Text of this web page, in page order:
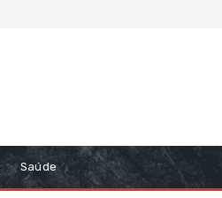
Saúde